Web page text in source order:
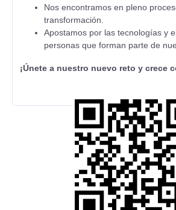
Nos encontramos en pleno
transformación.
Apostamos por las tecnologías y
personas que forman parte de
¡Únete a nuestro nuevo reto y crece